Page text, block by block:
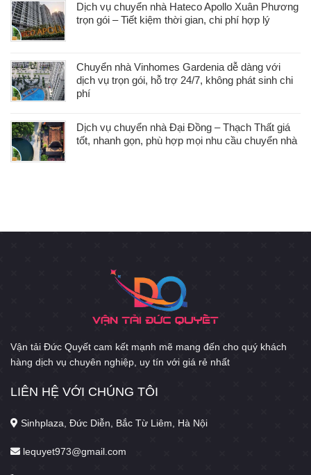
Dịch vụ chuyển nhà Hateco Apollo Xuân Phương
trọn gói – Tiết kiệm thời gian, chi phí hợp lý
Chuyển nhà Vinhomes Gardenia dễ dàng với
dịch vụ trọn gói, hỗ trợ 24/7, không phát sinh chi
phí
Dịch vụ chuyển nhà Đại Đồng – Thạch Thất giá
tốt, nhanh gọn, phù hợp mọi nhu cầu chuyển nhà
Vận tải Đức Quyết cam kết mạnh mẽ mang đến cho quý khách
hàng dịch vụ chuyên nghiệp, uy tín với giá rẻ nhất
LIÊN HỆ VỚI CHÚNG TÔI
Sinhplaza, Đức Diễn, Bắc Từ Liêm, Hà Nội
lequyet973@gmail.com